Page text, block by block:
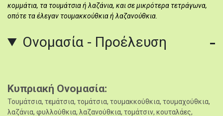
κομμάτια, τα τουμάτσια ή λαζάνια, και σε μικρότερα τετράγωνα,
οπότε τα έλεγαν τουμακκούθκια ή λαζανούθκια.
Ονομασία - Προέλευση
Κυπριακή Ονομασία
Τουμάτσια, τεμάτσια, τομάτσια, τουμακκούθκια, τουμαχούθκια,
λαζάνια, φυλλούθκια, λαζανούθκια, τομάτσιν, κουταλάες,